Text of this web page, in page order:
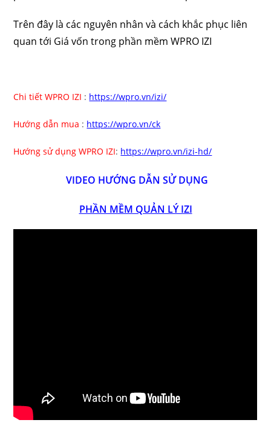
Trên đây là các nguyên nhân và cách khắc phục liên
quan tới Giá vốn trong phần mềm WPRO IZI
Chi tiết WPRO IZI : https://wpro.vn/izi/
Hướng dẫn mua : https://wpro.vn/ck
Hướng sử dụng WPRO IZI: https://wpro.vn/izi-hd/
VIDEO HƯỚNG DẪN SỬ DỤNG
PHẦN MỀM QUẢN LÝ IZI